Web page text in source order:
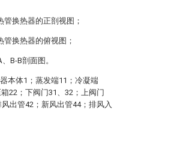
管换热器的正剖视图；
管换热器的俯视图；
B-B剖面图。
本体1；蒸发端11；冷凝端
22；下阀门31、32；上阀门
出管42；新风出管44；排风入